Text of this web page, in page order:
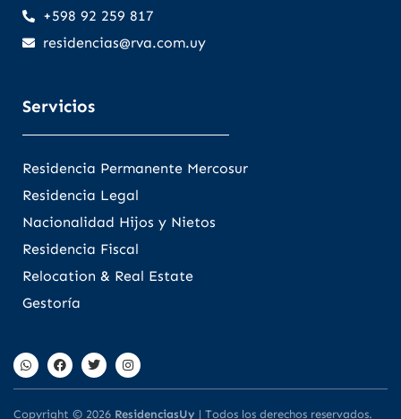
+598 92 259 817
residencias@rva.com.uy
Servicios
Residencia Permanente Mercosur
Residencia Legal
Nacionalidad Hijos y Nietos
Residencia Fiscal
Relocation & Real Estate
Gestoría
Copyright © 2026 ResidenciasUy | Todos los derechos reservados.